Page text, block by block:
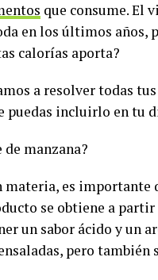
que consume. El
en los últimos años,
calorías aporta?
a resolver todas
puedas incluirlo en tu
de manzana?
es importante
se obtiene a
un sabor ácido y un
pero